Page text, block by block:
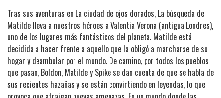
Tras sus aventuras en La ciudad de ojos dorados, La búsqueda de
Matilde lleva a nuestros héroes a Valentia Verona (antigua Londres),
uno de los lugares más fantásticos del planeta. Matilde está
decidida a hacer frente a aquello que la obligó a marcharse de su
hogar y deambular por el mundo. De camino, por todos los pueblos
que pasan, Boldon, Matilde y Spike se dan cuenta de que se habla de
sus recientes hazañas y se están convirtiendo en leyendas, lo que